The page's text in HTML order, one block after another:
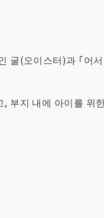
(오이스터)과 「어서
부지 내에 아이를 위